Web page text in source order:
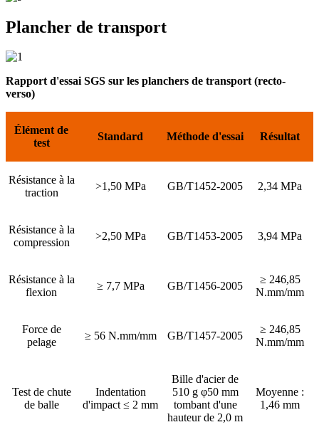
Plancher de transport
Rapport d'essai SGS sur les planchers de transport (recto-
verso)
Élément de
test
Standard Méthode d'essai Résultat
Résistance à la
traction
>1,50 MPa GB/T1452-2005 2,34 MPa
Résistance à la
compression
>2,50 MPa GB/T1453-2005 3,94 MPa
Résistance à la
flexion
≥ 7,7 MPa GB/T1456-2005
≥ 246,85
N.mm/mm
Force de
pelage
≥ 56 N.mm/mm GB/T1457-2005
≥ 246,85
N.mm/mm
Test de chute
de balle
Indentation
d'impact ≤ 2 mm
Bille d'acier de
510 g φ50 mm
tombant d'une
hauteur de 2,0 m
Moyenne :
1,46 mm